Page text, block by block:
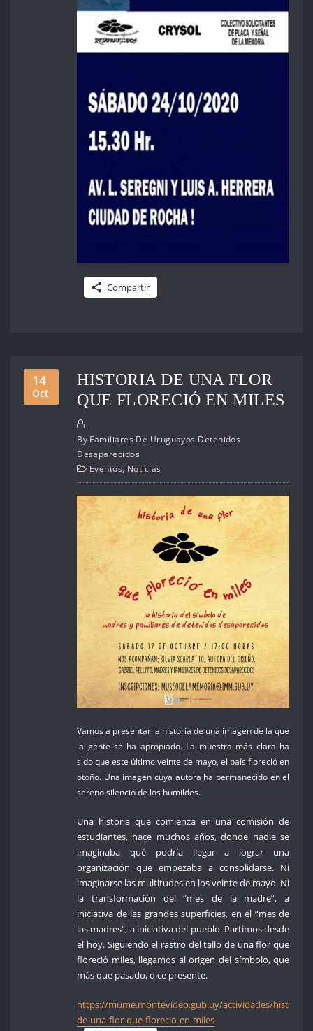
Compartir
14
Oct
HISTORIA DE UNA FLOR
QUE FLORECIÓ EN MILES
By Familiares De Uruguayos Detenidos
Desaparecidos
Eventos, Noticias
Vamos a presentar la historia de una imagen de la que
la gente se ha apropiado. La muestra más clara ha
sido que este último veinte de mayo, el país floreció en
otoño. Una imagen cuya autora ha permanecido en el
sereno silencio de los humildes.
Una historia que comienza en una comisión de
estudiantes, hace muchos años, donde nadie se
imaginaba qué podría llegar a lograr una
organización que empezaba a consolidarse. Ni
imaginarse las multitudes en los veinte de mayo. Ni
la transformación del “mes de la madre”, a
iniciativa de las grandes superficies, en el “mes de
las madres”, a iniciativa del pueblo. Partimos desde
el hoy. Siguiendo el rastro del tallo de una flor que
floreció miles, llegamos al origen del símbolo, que
más que pasado, dice presente.
https://mume.montevideo.gub.uy/actividades/historia-
de-una-flor-que-florecio-en-miles